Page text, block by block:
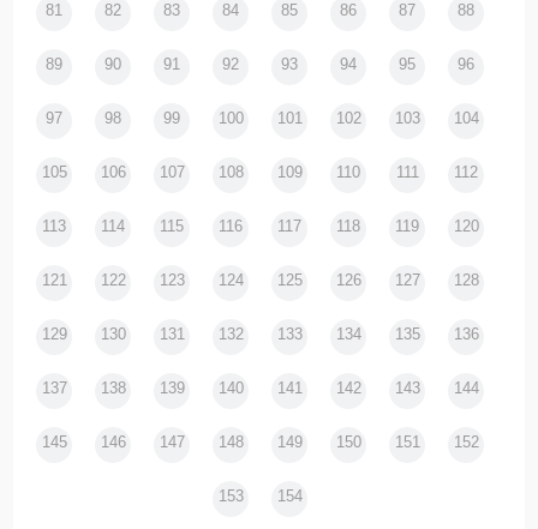
81 82 83 84 85 86 87 88
89 90 91 92 93 94 95 96
97 98 99 100 101 102 103 104
105 106 107 108 109 110 111 112
113 114 115 116 117 118 119 120
121 122 123 124 125 126 127 128
129 130 131 132 133 134 135 136
137 138 139 140 141 142 143 144
145 146 147 148 149 150 151 152
153 154